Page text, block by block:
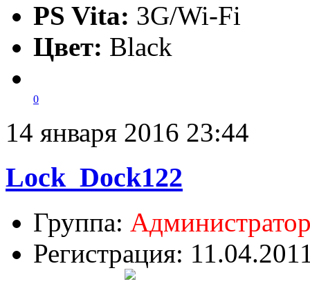
PS Vita: 3G/Wi-Fi
Цвет: Black
0
14 января 2016 23:44
Lock_Dock122
Группа:
Регистрация: